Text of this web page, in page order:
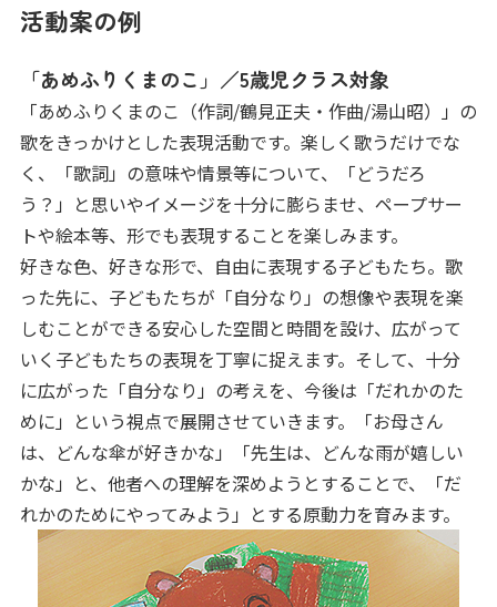
活動案の例
「あめふりくまのこ」／5歳児クラス対象
「あめふりくまのこ（作詞/鶴見正夫・作曲/湯山昭）」の
歌をきっかけとした表現活動です。楽しく歌うだけでな
く、「歌詞」の意味や情景等について、「どうだろ
う？」と思いやイメージを十分に膨らませ、ペープサー
トや絵本等、形でも表現することを楽しみます。
好きな色、好きな形で、自由に表現する子どもたち。歌
った先に、子どもたちが「自分なり」の想像や表現を楽
しむことができる安心した空間と時間を設け、広がって
いく子どもたちの表現を丁寧に捉えます。そして、十分
に広がった「自分なり」の考えを、今後は「だれかのた
めに」という視点で展開させていきます。「お母さん
は、どんな傘が好きかな」「先生は、どんな雨が嬉しい
かな」と、他者への理解を深めようとすることで、「だ
れかのためにやってみよう」とする原動力を育みます。